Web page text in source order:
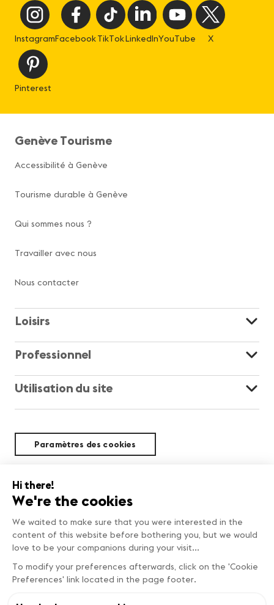
InstagramFacebookTikTokLinkedInYouTube X
Pinterest
Genève Tourisme
Accessibilité à Genève
Tourisme durable à Genève
Qui sommes nous ?
Travailler avec nous
Nous contacter
Loisirs
Professionnel
Utilisation du site
Paramètres des cookies
Durabilité